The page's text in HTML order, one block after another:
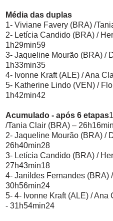
Média das duplas
1- Viviane Favery (BRA) /
2- Letícia Candido (BRA) /
1h29min59
3- Jaqueline Mourão (BRA) /
1h33min35
4- Ivonne Kraft (ALE) / Ana
5- Katherine Lindo (VEN) /
1h42min42
Acumulado - após 6 etapas
/Tania Clair (BRA) –
2- Jaqueline Mourão (BRA) /
26h40min28
3- Letícia Candido (BRA) /
27h43min18
4- Janildes Fernandes (BRA)
30h56min24
5- 4- Ivonne Kraft (ALE) / Ana
- 31h54min24